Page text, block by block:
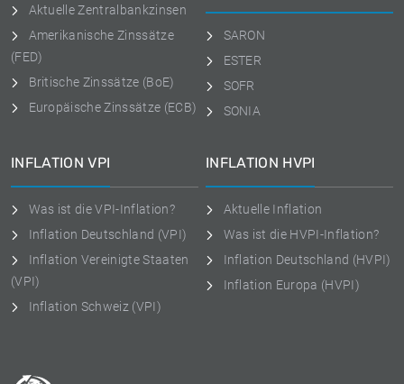
Aktuelle Zentralbankzinsen
Amerikanische Zinssätze
(FED)
Britische Zinssätze (BoE)
Europäische Zinssätze (ECB)
SARON
ESTER
SOFR
SONIA
INFLATION VPI
Was ist die VPI-Inflation?
Inflation Deutschland (VPI)
Inflation Vereinigte Staaten
(VPI)
Inflation Schweiz (VPI)
INFLATION HVPI
Aktuelle Inflation
Was ist die HVPI-Inflation?
Inflation Deutschland (HVPI)
Inflation Europa (HVPI)